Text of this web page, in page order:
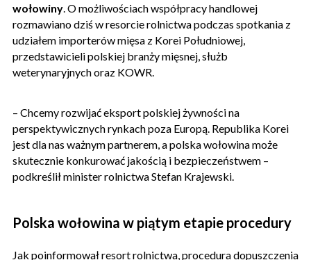
wołowiny . O możliwościach współpracy handlowej
rozmawiano dziś w resorcie rolnictwa podczas spotkania z
udziałem importerów mięsa z Korei Południowej,
przedstawicieli polskiej branży mięsnej, służb
weterynaryjnych oraz KOWR.
– Chcemy rozwijać eksport polskiej żywności na
perspektywicznych rynkach poza Europą. Republika Korei
jest dla nas ważnym partnerem, a polska wołowina może
skutecznie konkurować jakością i bezpieczeństwem –
podkreślił minister rolnictwa Stefan Krajewski.
Polska wołowina w piątym etapie procedury
Jak poinformował resort rolnictwa, procedura dopuszczenia